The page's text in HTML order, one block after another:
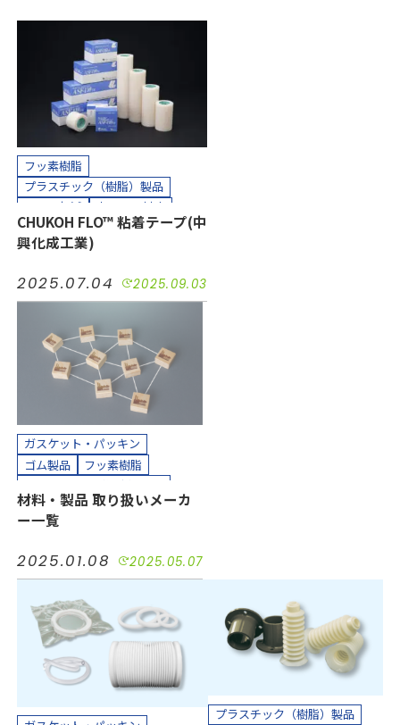
フッ素樹脂
プラスチック（樹脂）製品
コスト削減
小ロット対応
接着
気密 汚れ防止
短納期
絶縁
耐摩耗
工場設備
機械装置
油空圧
カッティングプロッター加工
カット加工
クリーンパック
クリーンルーム内加工
接着加工
貼り合わせ加工
CHUKOH FLO™ 粘着テープ(中
興化成工業)
2025.07.04 2025.09.03
ガスケット・パッキン
ゴム製品
フッ素樹脂
プラスチック（樹脂）製品
ホース、チューブ
不織布・フェルト製品
材料・製品 取り扱いメーカ
ー一覧
2025.01.08 2025.05.07
プラスチック（樹脂）製品